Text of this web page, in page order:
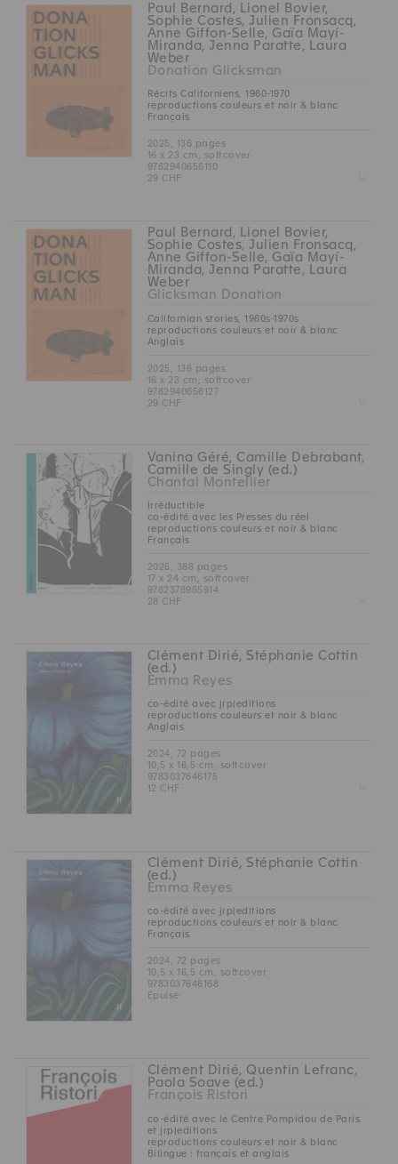
Paul Bernard, Lionel Bovier,
Sophie Costes, Julien Fronsacq,
Anne Giffon-Selle, Gaïa Mayí-
Miranda, Jenna Paratte, Laura
Weber
Donation Glicksman
Récits Californiens, 1960-1970
reproductions couleurs et noir & blanc
Français
2025, 136 pages
16 x 23 cm, softcover
9782940656110
29 CHF
Paul Bernard, Lionel Bovier,
Sophie Costes, Julien Fronsacq,
Anne Giffon-Selle, Gaïa Mayí-
Miranda, Jenna Paratte, Laura
Weber
Glicksman Donation
Californian stories, 1960s-1970s
reproductions couleurs et noir & blanc
Anglais
2025, 136 pages
16 x 23 cm, softcover
9782940656127
29 CHF
Vanina Géré, Camille Debrabant,
Camille de Singly (ed.)
Chantal Montellier
Irréductible
co-édité avec les Presses du réel
reproductions couleurs et noir & blanc
Français
2025, 368 pages
17 x 24 cm, softcover
9782378965914
28 CHF
Clément Dirié, Stéphanie Cottin
(ed.)
Emma Reyes
co-édité avec jrp|editions
reproductions couleurs et noir & blanc
Anglais
2024, 72 pages
10,5 x 16,5 cm, softcover
9783037646175
12 CHF
Clément Dirié, Stéphanie Cottin
(ed.)
Emma Reyes
co-édité avec jrp|editions
reproductions couleurs et noir & blanc
Français
2024, 72 pages
10,5 x 16,5 cm, softcover
9783037646168
Epuisé
Clément Dirié, Quentin Lefranc,
Paola Soave (ed.)
François Ristori
co-édité avec le Centre Pompidou de Paris
et jrp|editions
reproductions couleurs et noir & blanc
Bilingue : français et anglais